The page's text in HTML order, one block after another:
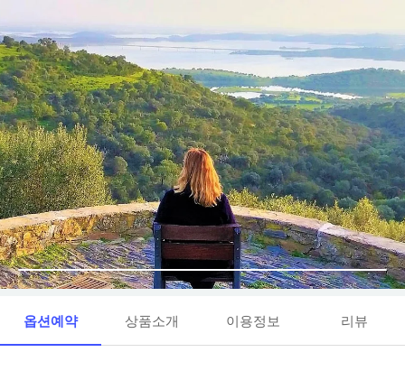
옵션예약 상품소개 이용정보 리뷰